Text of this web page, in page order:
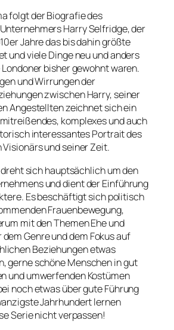
folgt der Biografie des
Harry Selfridge, der
Jahre das bis dahin größte
und viele Dinge neu und anders
bisher gewohnt waren.
und Wirrungen der
zwischen Harry, seiner
Angestellten zeichnet sich ein
komplexes und auch
interessantes Portrait des
und seiner Zeit.
sich hauptsächlich um den
und dient der Einführung
Es beschäftigt sich politisch
Frauenbewegung,
mit den Themen Ehe und
Genre und dem Fokus auf
Beziehungen etwas
gerne schöne Menschen in gut
und umwerfenden Kostümen
noch etwas über gute Führung
Jahrhundert lernen
Serie nicht verpassen!